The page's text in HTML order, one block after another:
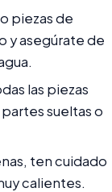
piezas de
y asegúrate de
las piezas
sueltas o
ten cuidado
calientes.